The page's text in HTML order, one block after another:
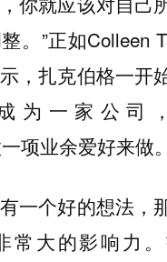
。”正如Colleen
，扎克伯格一开
成为一家公司
项业余爱好来做。
一个好的想法，
常大的影响力